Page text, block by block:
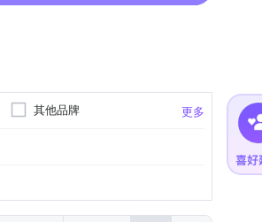
更多
其他品牌